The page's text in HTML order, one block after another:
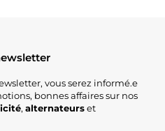
vous serez informé.e
bonnes affaires sur nos
, alternateurset